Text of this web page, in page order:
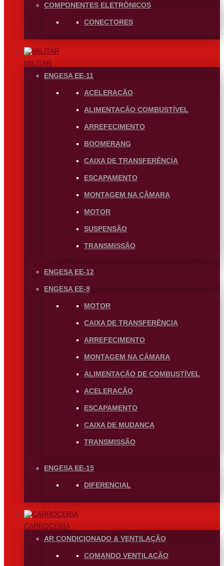
COMPONENTES ELETRÔNICOS
CONECTORES
MILITAR
ENGESA EE-11
ACELERAÇÃO
ALIMENTAÇÃO COMBUSTÍVEL
ARREFECIMENTO
BOOMERANG
CAIXA DE TRANSFERÊNCIA
ESCAPAMENTO
MONTAGEM NA CÂMARA
MOTOR
SUSPENSÃO
TRANSMISSÃO
ENGESA EE-12
ENGESA EE-9
MOTOR
CAIXA DE TRANSFERÊNCIA
ARREFECIMENTO
MONTAGEM NA CÂMARA
ALIMENTAÇÃO DE COMBUSTÍVEL
ACELERAÇÃO
ESCAPAMENTO
CAIXA DE MUDANÇA
TRANSMISSÃO
ENGESA EE-15
DIFERENCIAL
CARROCERIA
AR CONDICIONADO & VENTILAÇÃO
COMANDO VENTILAÇÃO